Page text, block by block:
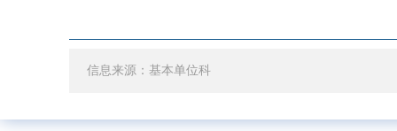
信息来源：基本单位科